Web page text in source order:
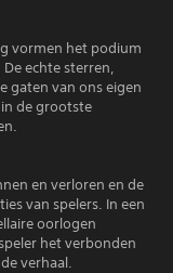
vormen het podium
echte sterren,
gaten van ons eigen
de grootste
en verloren en de
van spelers. In een
oorlogen
het verbonden
verhaal.